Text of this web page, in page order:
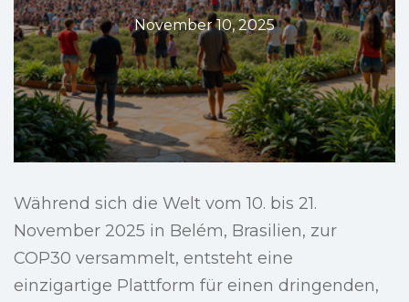
November 10, 2025
Während sich die Welt vom 10. bis 21.
November 2025 in Belém, Brasilien, zur
COP30 versammelt, entsteht eine
einzigartige Plattform für einen dringenden,